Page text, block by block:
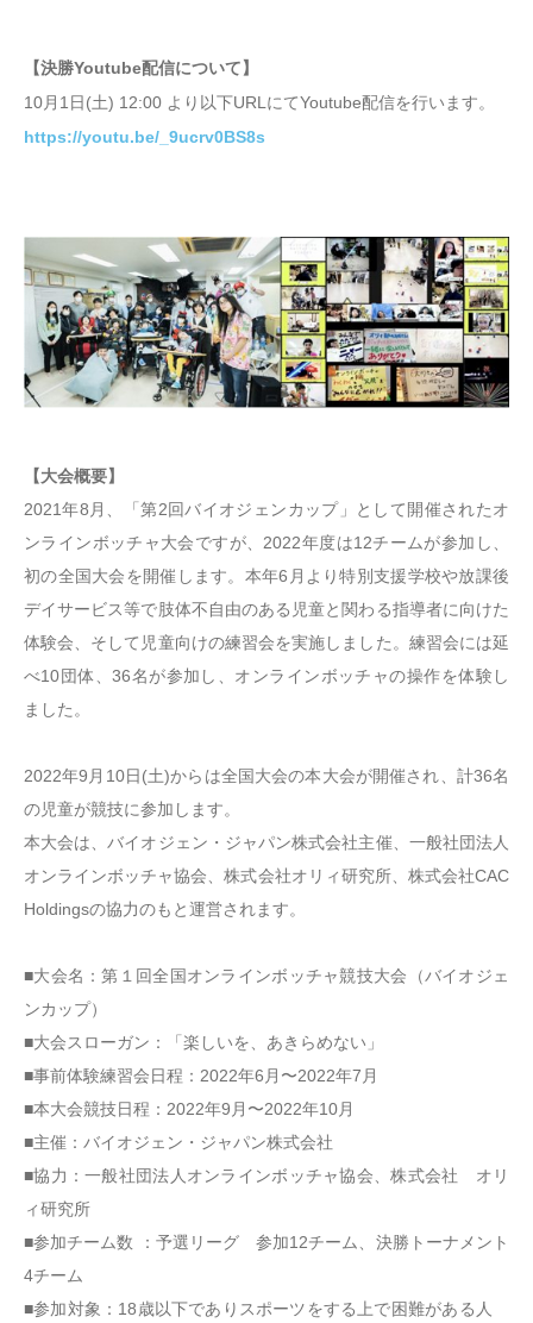
【決勝Youtube配信について】
10月1日(土) 12:00 より以下URLにてYoutube配信を行います。
https://youtu.be/_9ucrv0BS8s
【大会概要】
2021年8月、「第2回バイオジェンカップ」として開催されたオ
ンラインボッチャ大会ですが、2022年度は12チームが参加し、
初の全国大会を開催します。本年6月より特別支援学校や放課後
デイサービス等で肢体不自由のある児童と関わる指導者に向けた
体験会、そして児童向けの練習会を実施しました。練習会には延
べ10団体、36名が参加し、オンラインボッチャの操作を体験し
ました。
2022年9月10日(土)からは全国大会の本大会が開催され、計36名
の児童が競技に参加します。
本大会は、バイオジェン・ジャパン株式会社主催、一般社団法人
オンラインボッチャ協会、株式会社オリィ研究所、株式会社CAC
Holdingsの協力のもと運営されます。
■大会名：第１回全国オンラインボッチャ競技大会（バイオジェ
ンカップ）
■大会スローガン：「楽しいを、あきらめない」
■事前体験練習会日程：2022年6月〜2022年7月
■本大会競技日程：2022年9月〜2022年10月
■主催：バイオジェン・ジャパン株式会社
■協力：一般社団法人オンラインボッチャ協会、株式会社 オリ
ィ研究所
■参加チーム数 ：予選リーグ 参加12チーム、決勝トーナメント
4チーム
■参加対象：18歳以下でありスポーツをする上で困難がある人